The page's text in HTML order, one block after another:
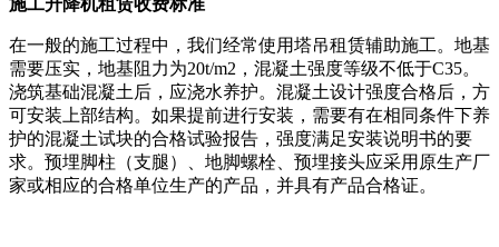
在一般的施工过程中，我们经常使用塔吊租赁辅助施工。地基
需要压实，地基阻力为20t/m2，混凝土强度等级不低于C35。
浇筑基础混凝土后，应浇水养护。混凝土设计强度合格后，方
可安装上部结构。如果提前进行安装，需要有在相同条件下养
护的混凝土试块的合格试验报告，强度满足安装说明书的要
求。预埋脚柱（支腿）、地脚螺栓、预埋接头应采用原生产厂
家或相应的合格单位生产的产品，并具有产品合格证。